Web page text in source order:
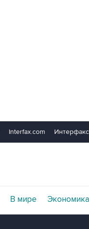
Interfax.com
В мире Экономика